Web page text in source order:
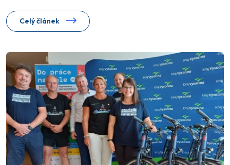
Celý článek